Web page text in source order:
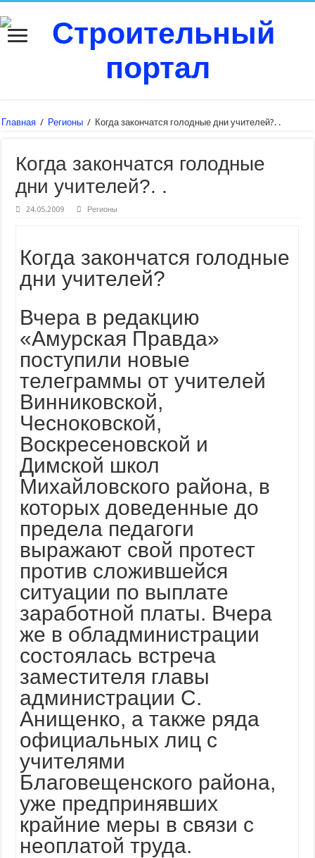
Главная / Регионы / Когда закончатся голодные дни учителей?. .
Когда закончатся голодные
дни учителей?. .
24.05.2009 Регионы
Когда закончатся голодные
дни учителей?
Вчера в редакцию
«Амурская Правда»
поступили новые
телеграммы от учителей
Винниковской,
Чесноковской,
Воскресеновской и
Димской школ
Михайловского района, в
которых доведенные до
предела педагоги
выражают свой протест
против сложившейся
ситуации по выплате
заработной платы. Вчера
же в обладминистрации
состоялась встреча
заместителя главы
администрации С.
Анищенко, а также ряда
официальных лиц с
учителями
Благовещенского района,
уже предпринявших
крайние меры в связи с
неоплатой труда.